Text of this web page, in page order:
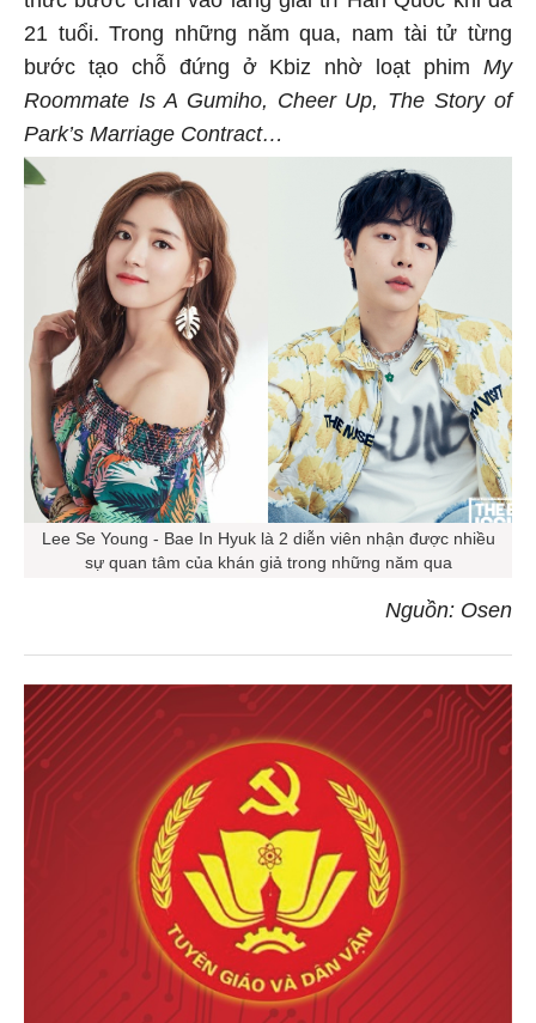
21 tuổi. Trong những năm qua, nam tài tử từng
bước tạo chỗ đứng ở Kbiz nhờ loạt phim My
Roommate Is A Gumiho, Cheer Up, The Story of
Park’s Marriage Contract…
Lee Se Young - Bae In Hyuk là 2 diễn viên nhận được nhiều
sự quan tâm của khán giả trong những năm qua
Nguồn: Osen